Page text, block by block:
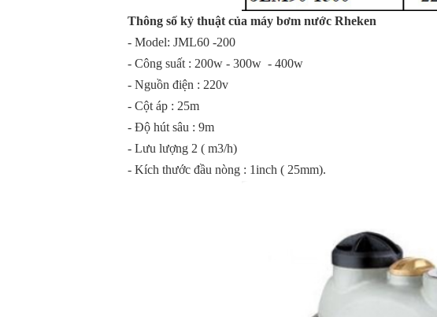
Thông số kỷ thuật của máy bơm nước Rheken
- Model: JML60 -200
- Công suất : 200w - 300w - 400w
- Nguồn điện : 220v
- Cột áp : 25m
- Độ hút sâu : 9m
- Lưu lượng 2 ( m3/h)
- Kích thước đầu nòng : 1inch ( 25mm).